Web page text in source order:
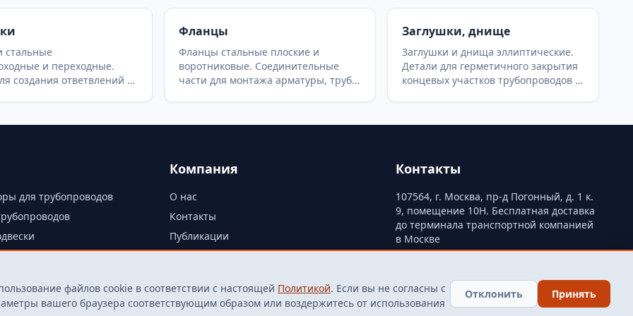
стальные
и переходные.
создания ответвлений от
36-24-77, ОСТ
Фланцы
Фланцы стальные плоские и
воротниковые. Соединительные
части для монтажа арматуры, труб и
33259-2015). Различные исполнения
Заглушки, днище
Заглушки и днища эллиптические.
Детали для герметичного закрытия
концевых участков трубопроводов и
17379-2001, плоские приварные и
для трубопроводов
Компания
О нас
Контакты
Публикации
Политика конфиденциальности
Согласие на обработку ПДн
Контакты
107564, г. Москва, пр-д Погонный, д. 1 к.
9, помещение 10Н. Бесплатная доставка
до терминала транспортной компанией
в Москве
finarm98@mail.ru
файлов cookie в соответствии с настоящей Политикой. Если вы не согласны с
вашего браузера соответствующим образом или воздержитесь от использования
Отклонить Принять